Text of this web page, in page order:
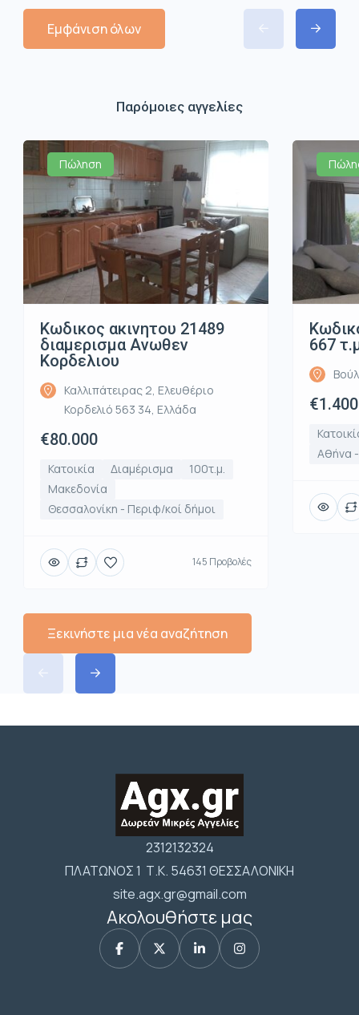
Εμφάνιση όλων
Παρόμοιες αγγελίες
Πώληση
Κωδικος ακινητου 21489
διαμερισμα Ανωθεν
Κορδελιου
Καλλιπάτειρας 2, Ελευθέριο
Κορδελιό 563 34, Ελλάδα
€80.000
Κατοικία Διαμέρισμα
100τ.μ.
Μακεδονία
Θεσσαλονίκη - Περιφ/κοί δήμοι
145 Προβολές
667
Αθήνα
Ξεκινήστε μια νέα αναζήτηση
2312132324
ΠΛΑΤΩΝΟΣ 1 Τ.Κ. 54631 ΘΕΣΣΑΛΟΝΙΚΗ
site.agx.gr@gmail.com
Ακολουθήστε μας